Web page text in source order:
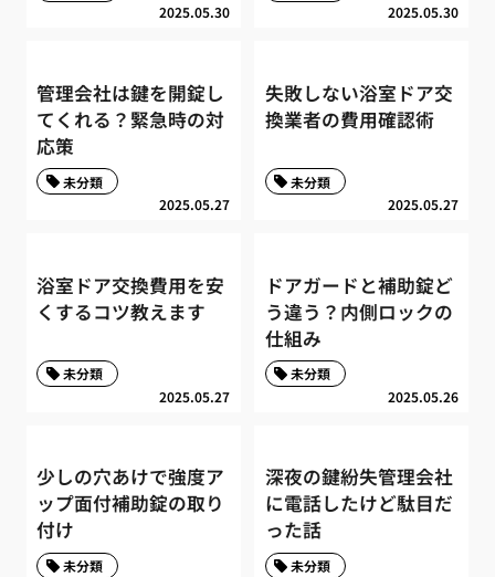
2025.05.30 2025.05.30
管理会社は鍵を開錠し
てくれる？緊急時の対
応策
2025.05.27
未分類
失敗しない浴室ドア交
換業者の費用確認術
2025.05.27
未分類
浴室ドア交換費用を安
くするコツ教えます
2025.05.27
未分類
ドアガードと補助錠ど
う違う？内側ロックの
仕組み
2025.05.26
未分類
少しの穴あけで強度ア
ップ面付補助錠の取り
付け
未分類
深夜の鍵紛失管理会社
に電話したけど駄目だ
った話
未分類